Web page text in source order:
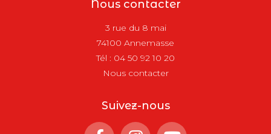
Nous contacter
3 rue du 8 mai
74100 Annemasse
Tél : 04 50 92 10 20
Nous contacter
Suivez-nous